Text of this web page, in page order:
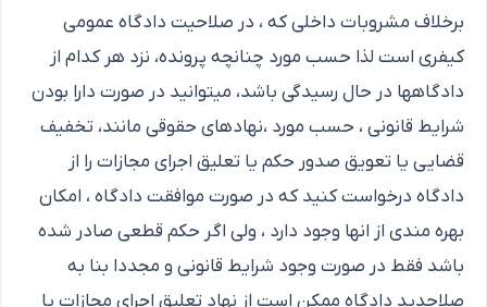
برخلاف مشروبات داخلی که ، در صلاحیت دادگاه عمومی
کیفری است لذا حسب مورد چنانچه پرونده، نزد هر کدام از
دادگاهها در حال رسیدگی باشد، میتوانید در صورت دارا بودن
شرایط قانونی ، حسب مورد ،نهادهای حقوقی مانند، تخفیف
قضایی یا تعویق صدور حکم یا تعلیق اجرای مجازات را از
دادگاه درخواست کنید که در صورت موافقت دادگاه ، امکان
بهره مندی از انها وجود دارد ، ولی اگر حکم قطعی صادر شده
باشد فقط در صورت وجود شرایط قانونی و مجددا بنا به
صلاحدید دادگاه ممکن است از نهاد تعلیق اجرای مجازات یا